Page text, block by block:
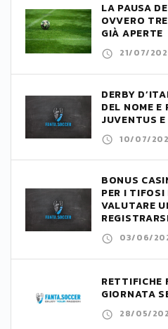
LA PAUSA
OVVERO
GIÀ APERTE
21/07/
DERBY
DEL NOME
JUVENTUS
10/07/
BONUS
PER I
VALUTARE
03/06/
RETTIFICHE
GIORNATA
28/05/